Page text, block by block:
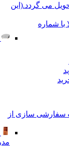
می گردد.(این
با شماره
سفارشی سازی از